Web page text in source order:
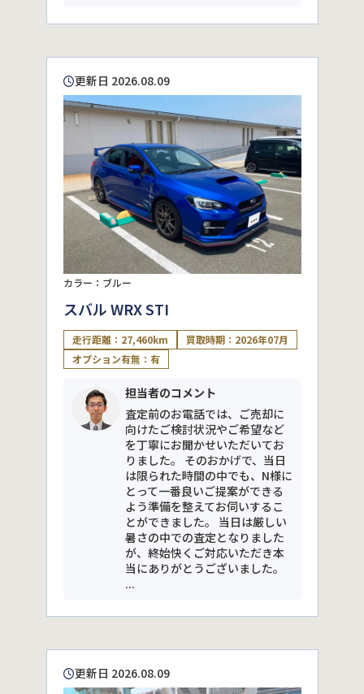
更新日 2026.08.09
カラー：ブルー
スバル WRX STI
走行距離：27,460km
買取時期：2026年07月
オプション有無：有
担当者のコメント
査定前のお電話では、ご売却に
向けたご検討状況やご希望など
を丁寧にお聞かせいただいてお
りました。 そのおかげで、当日
は限られた時間の中でも、N様に
とって一番良いご提案ができる
よう準備を整えてお伺いするこ
とができました。 当日は厳しい
暑さの中での査定となりました
が、終始快くご対応いただき本
当にありがとうございました。
...
更新日 2026.08.09